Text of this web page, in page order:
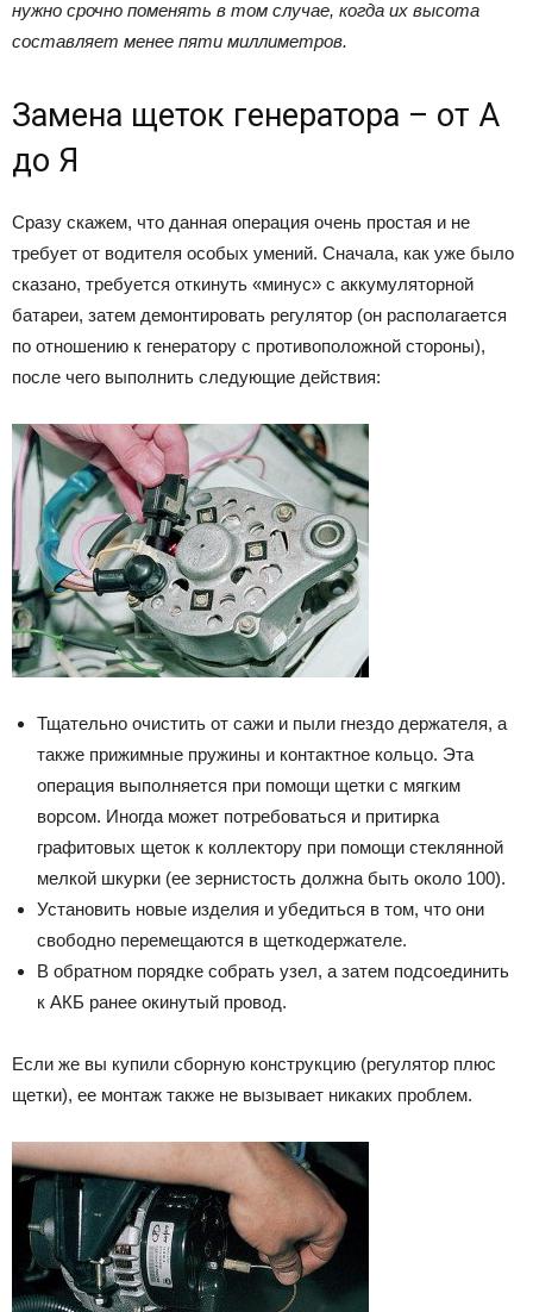
нужно срочно поменять в том случае, когда их высота
составляет менее пяти миллиметров.
Замена щеток генератора – от А
до Я
Сразу скажем, что данная операция очень простая и не
требует от водителя особых умений. Сначала, как уже было
сказано, требуется откинуть «минус» с аккумуляторной
батареи, затем демонтировать регулятор (он располагается
по отношению к генератору с противоположной стороны),
после чего выполнить следующие действия:
Тщательно очистить от сажи и пыли гнездо держателя, а
также прижимные пружины и контактное кольцо. Эта
операция выполняется при помощи щетки с мягким
ворсом. Иногда может потребоваться и притирка
графитовых щеток к коллектору при помощи стеклянной
мелкой шкурки (ее зернистость должна быть около 100).
Установить новые изделия и убедиться в том, что они
свободно перемещаются в щеткодержателе.
В обратном порядке собрать узел, а затем подсоединить
к АКБ ранее окинутый провод.
Если же вы купили сборную конструкцию (регулятор плюс
щетки), ее монтаж также не вызывает никаких проблем.